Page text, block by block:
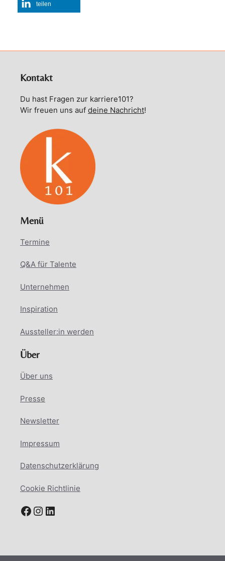
teilen
Kontakt
Du hast Fragen zur karriere101?
Wir freuen uns auf deine Nachricht!
Menü
Termine
Q&A für Talente
Unternehmen
Inspiration
Aussteller:in werden
Über
Über uns
Presse
Newsletter
Impressum
Datenschutzerklärung
Cookie Richtlinie
Facebook
Instagram
LinkedIn